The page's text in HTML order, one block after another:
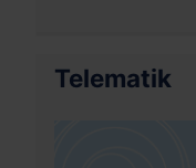
Telematik